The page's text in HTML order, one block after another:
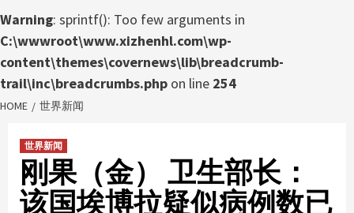
Warning: sprintf(): Too few arguments in
C:\wwwroot\www.xizhenhl.com\wp-
content\themes\covernews\lib\breadcrumb-
trail\inc\breadcrumbs.php on line 254
HOME 世界新闻
世界新闻
刚果（金） 卫生部长：
该国埃博拉疑似病例数已